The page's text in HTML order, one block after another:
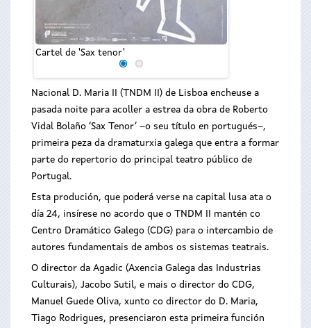
Cartel de 'Sax tenor'
Nacional D. Maria II (TNDM II) de Lisboa encheuse a
pasada noite para acoller a estrea da obra de Roberto
Vidal Bolaño ‘Sax Tenor’ –o seu título en portugués–,
primeira peza da dramaturxia galega que entra a formar
parte do repertorio do principal teatro público de
Portugal.
Esta produción, que poderá verse na capital lusa ata o
día 24, insírese no acordo que o TNDM II mantén co
Centro Dramático Galego (CDG) para o intercambio de
autores fundamentais de ambos os sistemas teatrais.
O director da Agadic (Axencia Galega das Industrias
Culturais), Jacobo Sutil, e mais o director do CDG,
Manuel Guede Oliva, xunto co director do D. Maria,
Tiago Rodrigues, presenciaron esta primeira función